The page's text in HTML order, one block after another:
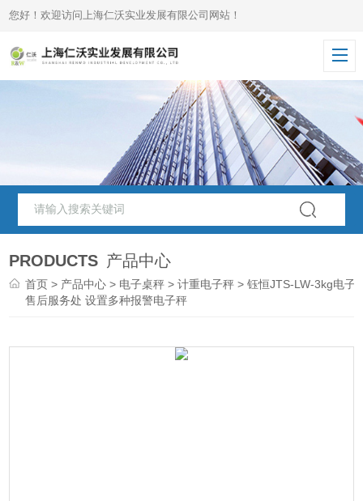
您好！欢迎访问上海仁沃实业发展有限公司网站！
PRODUCTS 产品中心
首页 > 产品中心 > 电子桌秤 >计重电子秤 > 钰恒JTS-LW-3kg电子
售后服务处 设置多种报警电子秤